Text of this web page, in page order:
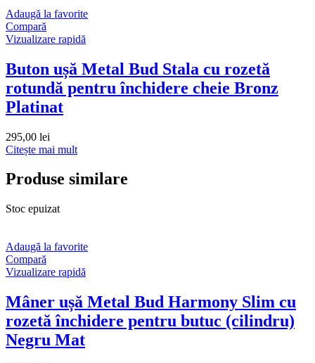
Adaugă la favorite
Compară
Vizualizare rapidă
Buton ușă Metal Bud Stala cu rozetă
rotundă pentru închidere cheie Bronz
Platinat
295,00 lei
Citește mai mult
Produse similare
Stoc epuizat
Adaugă la favorite
Compară
Vizualizare rapidă
Mâner ușă Metal Bud Harmony Slim cu
rozetă închidere pentru butuc (cilindru)
Negru Mat